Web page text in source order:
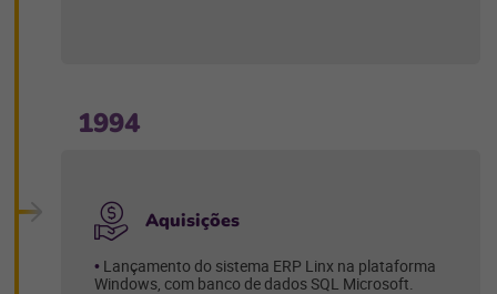
1994
Aquisições
Lançamento do sistema ERP Linx na plataforma
Windows, com banco de dados SQL Microsoft.